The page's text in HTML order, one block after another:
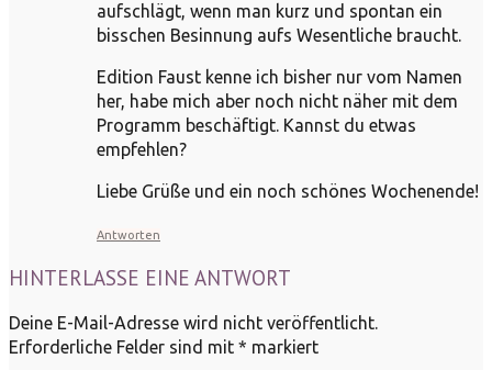
aufschlägt, wenn man kurz und spontan ein
bisschen Besinnung aufs Wesentliche braucht.
Edition Faust kenne ich bisher nur vom Namen
her, habe mich aber noch nicht näher mit dem
Programm beschäftigt. Kannst du etwas
empfehlen?
Liebe Grüße und ein noch schönes Wochenende!
Antworten
HINTERLASSE EINE ANTWORT
Deine E-Mail-Adresse wird nicht veröffentlicht.
Erforderliche Felder sind mit * markiert